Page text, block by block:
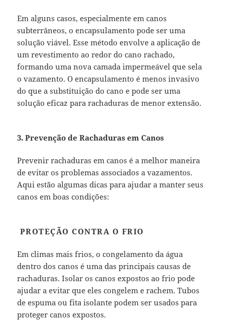
Em alguns casos, especialmente em canos
subterrâneos, o encapsulamento pode ser uma
solução viável. Esse método envolve a aplicação de
um revestimento ao redor do cano rachado,
formando uma nova camada impermeável que sela
o vazamento. O encapsulamento é menos invasivo
do que a substituição do cano e pode ser uma
solução eficaz para rachaduras de menor extensão.
3. Prevenção de Rachaduras em Canos
Prevenir rachaduras em canos é a melhor maneira
de evitar os problemas associados a vazamentos.
Aqui estão algumas dicas para ajudar a manter seus
canos em boas condições:
PROTEÇÃO CONTRA O FRIO
Em climas mais frios, o congelamento da água
dentro dos canos é uma das principais causas de
rachaduras. Isolar os canos expostos ao frio pode
ajudar a evitar que eles congelem e rachem. Tubos
de espuma ou fita isolante podem ser usados para
proteger canos expostos.